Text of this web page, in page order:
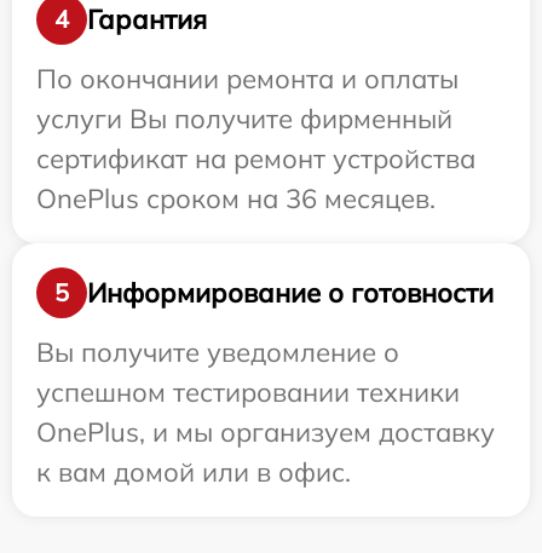
4
Гарантия
По окончании ремонта и оплаты
услуги Вы получите фирменный
сертификат на ремонт устройства
OnePlus сроком на 36 месяцев.
5
Информирование о готовности
Вы получите уведомление о
успешном тестировании техники
OnePlus, и мы организуем доставку
к вам домой или в офис.